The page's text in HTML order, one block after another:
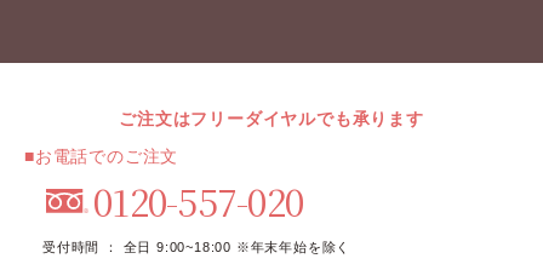
ご注文はフリーダイヤルでも承ります
■お電話でのご注文
0120-557-020
受付時間 ： 全日 9:00~18:00 ※年末年始を除く